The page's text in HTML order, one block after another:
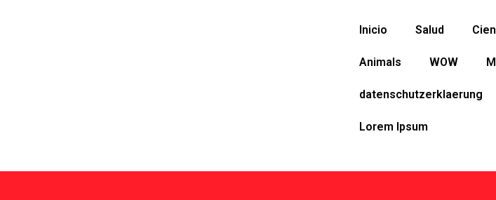
Inicio Salud
Animals WOW
datenschutzerklaerung
Lorem Ipsum